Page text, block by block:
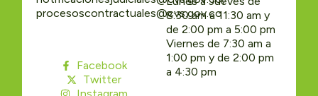
procesoscontractuales@cvs.gov.co
Facebook
Twitter
8:30 am a 11:30 am y
de 2:00 pm a 5:00 pm
Viernes de 7:30 am a
1:00 pm y de 2:00 pm
a 4:30 pm